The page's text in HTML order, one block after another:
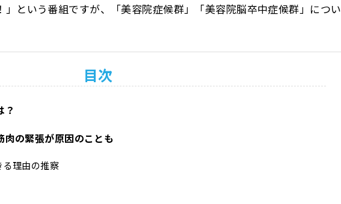
」という番組ですが、「美容院症候群」「美容院脳卒中症候群」につい
目次
？
肉の緊張が原因のことも
理由の推察